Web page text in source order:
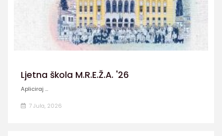
Ljetna škola M.R.E.Ž.A. '26
Apliciraj ...
7 Jula, 2026